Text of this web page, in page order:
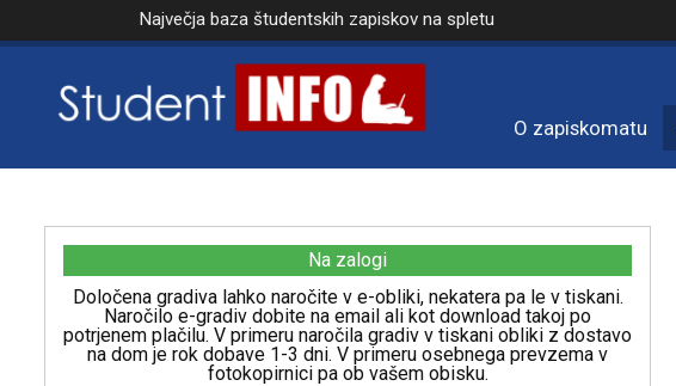
Največja baza študentskih zapiskov na spletu
O zapiskomatu
Na zalogi
Določena gradiva lahko naročite v e-obliki, nekatera pa le v tiskani.
Naročilo e-gradiv dobite na email ali kot download takoj po
potrjenem plačilu. V primeru naročila gradiv v tiskani obliki z dostavo
na dom je rok dobave 1-3 dni. V primeru osebnega prevzema v
fotokopirnici pa ob vašem obisku.